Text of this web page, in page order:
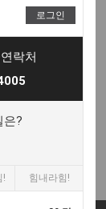
로그인
락처
은?
! 힘내라힘!